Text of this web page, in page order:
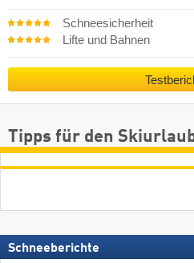
Schneesicherheit
Lifte und Bahnen
Tipps für den
Schneeberichte